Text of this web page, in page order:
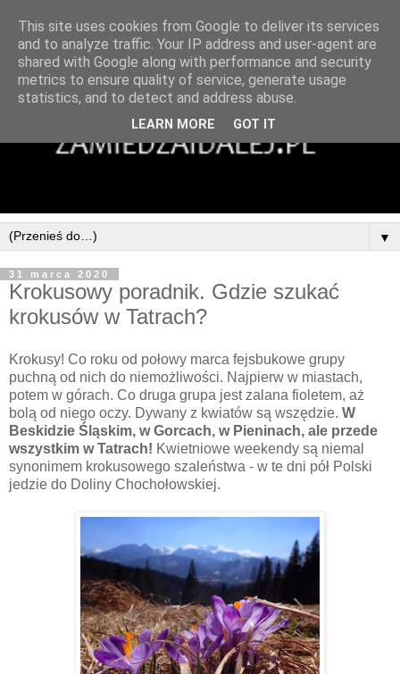
▼
31 marca 2020
Krokusowy poradnik. Gdzie szukać
krokusów w Tatrach?
Krokusy! Co roku od połowy marca fejsbukowe grupy
puchną od nich do niemożliwości. Najpierw w miastach,
potem w górach. Co druga grupa jest zalana fioletem, aż
bolą od niego oczy. Dywany z kwiatów są wszędzie. W
Beskidzie Śląskim, w Gorcach, w Pieninach, ale przede
wszystkim w Tatrach! Kwietniowe weekendy są niemal
synonimem krokusowego szaleństwa - w te dni pół Polski
jedzie do Doliny Chochołowskiej.
This site uses cookies from Google to deliver its services
and to analyze traffic. Your IP address and user-agent are
shared with Google along with performance and security
metrics to ensure quality of service, generate usage
statistics, and to detect and address abuse.
LEARN MORE GOT IT